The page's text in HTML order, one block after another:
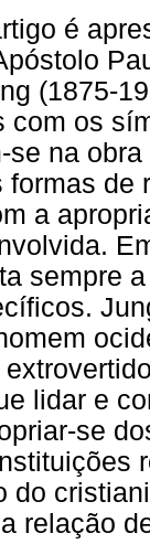
é
(1875-
com os
na
formas
a
sempre
lidar e
se
do
relação